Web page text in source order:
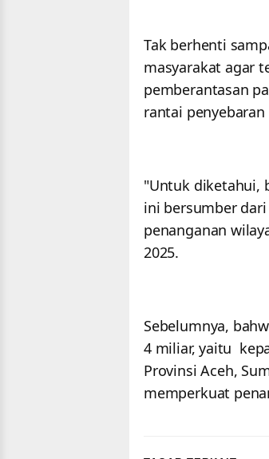
Tak berhenti
masyarakat agar
pemberantasan
rantai
"Untuk diketahui,
ini bersumber
penanganan
2025.
Sebelumnya,
4 miliar, yaitu
Provinsi Aceh,
memperkuat